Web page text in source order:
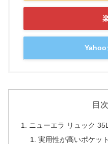
Yahoo
目次
ニューエラ リュック
実用性が高いポケッ